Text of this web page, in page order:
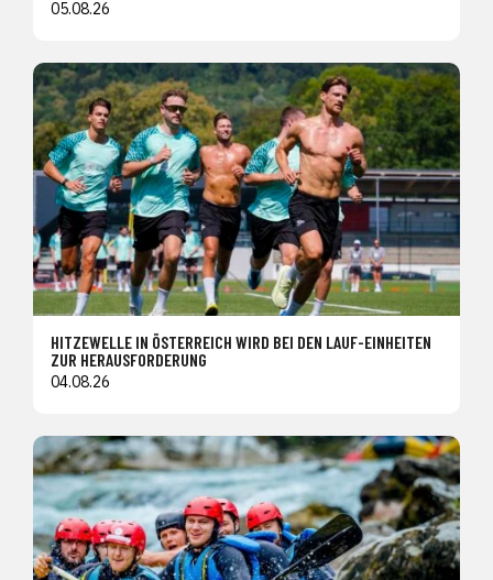
05.08.26
HITZEWELLE IN ÖSTERREICH WIRD BEI DEN LAUF-EINHEITEN
ZUR HERAUSFORDERUNG
04.08.26